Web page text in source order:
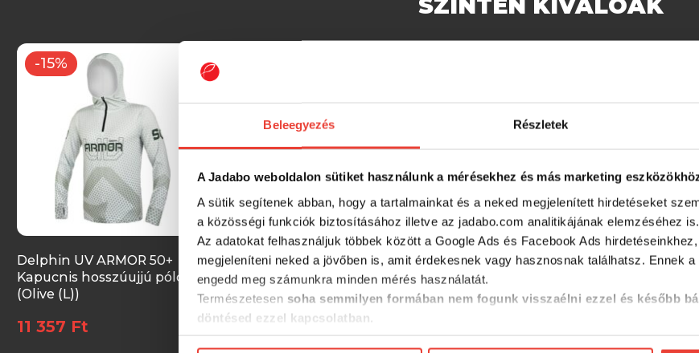
Beleegyezés Részletek
A Jadabo weboldalon sütiket használunk a mérésekhez és más marketing
A sütik segítenek abban, hogy a tartalmainkat és a neked megjelenített hirdetéseket
a közösségi funkciók biztosításához illetve az jadabo.com analitikájának elemzéséhez is.
Az adatokat felhasználjuk többek között a Google Ads és Facebook Ads
megjeleníteni neked a jövőben is, amit érdekesnek vagy hasznosnak találhatsz. Ennek
engedd meg számunkra minden mérés használatát.
Természetesen soha semmilyen formában nem fogunk visszaélni ezzel és később
döntésed ezzel kapcsolatban.
Előre is köszönjük!
SZINTÉN KIVÁLÓAK
-15%
Delphin UV ARMOR 50+
Kapucnis hosszúujjú póló
(Olive (L))
11 357 Ft
Delphin UV ARMOR 50+
Kapucnis hosszúujjú póló
(Olive (XXXL))
11 357 Ft
Delphin UV ARMOR 50+
Kapucnis hosszúujjú póló
(Olive (XL))
(Olive